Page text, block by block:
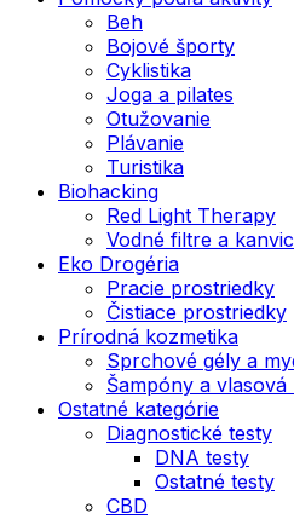
Beh
Bojové športy
Cyklistika
Joga a pilates
Otužovanie
Plávanie
Turistika
Biohacking
Red Light Therapy
Vodné filtre a
Eko Drogéria
Pracie prostriedky
Čistiace prostriedky
Prírodná kozmetika
Sprchové gély a
Šampóny a vlasová
Ostatné kategórie
Diagnostické testy
DNA testy
Ostatné testy
CBD